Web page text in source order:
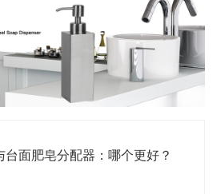
面肥皂分配器：哪个更好？